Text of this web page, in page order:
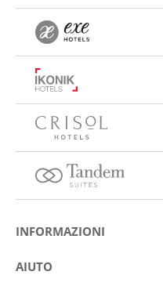
INFORMAZIONI
Su Eurostars Hotel Company
AIUTO